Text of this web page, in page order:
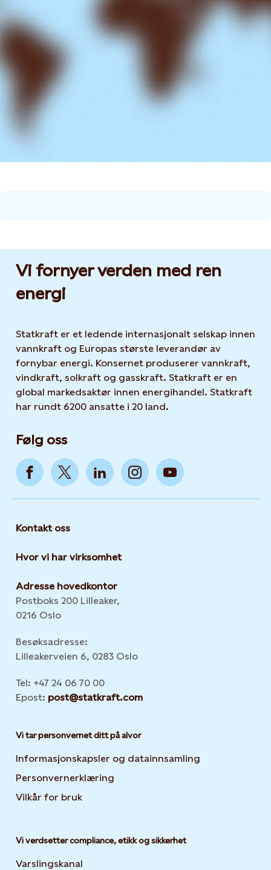
Vi fornyer verden med ren
energi
Statkraft er et ledende internasjonalt selskap innen
vannkraft og Europas største leverandør av
fornybar energi. Konsernet produserer vannkraft,
vindkraft, solkraft og gasskraft. Statkraft er en
global markedsaktør innen energihandel. Statkraft
har rundt 6200 ansatte i 20 land.
Følg oss
Kontakt oss
Hvor vi har virksomhet
Adresse hovedkontor
Postboks 200 Lilleaker,
0216 Oslo
Besøksadresse:
Lilleakerveien 6, 0283 Oslo
Tel: +47 24 06 70 00
Epost: post@statkraft.com
Vi tar personvernet ditt på alvor
Informasjonskapsler og datainnsamling
Personvernerklæring
Vilkår for bruk
Vi verdsetter compliance, etikk og sikkerhet
Varslingskanal